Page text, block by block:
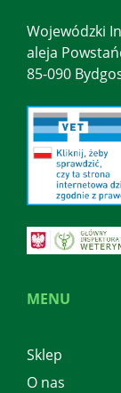
MENU
Sklep
O nas
Wojewódzki
aleja
85-090